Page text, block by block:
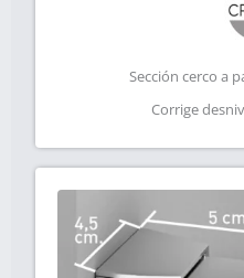
Sección cerco a
Corrige